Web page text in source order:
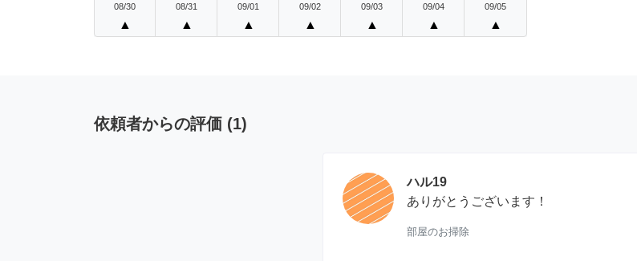
08/30
▲
08/31
▲
09/01
▲
09/02
▲
09/03
▲
09/04
▲
09/05
▲
依頼者からの評価 (1)
ハル19
ありがとうございます！
部屋のお掃除